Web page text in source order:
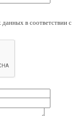
в соответствии с